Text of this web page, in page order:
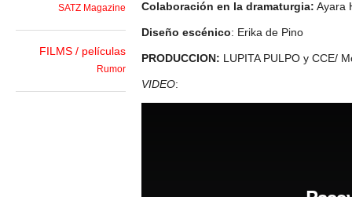
Colaboración en la dramaturgia: Ayara
Diseño escénico: Erika de Pino
PRODUCCION: LUPITA PULPO y CCE/
VIDEO:
SATZ Magazine
FILMS / películas
Rumor